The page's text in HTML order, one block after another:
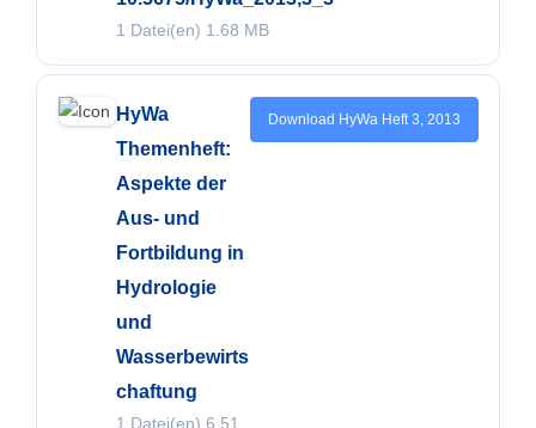
1 Datei(en) 1.68 MB
HyWa
Themenheft:
Aspekte der
Aus- und
Fortbildung in
Hydrologie
und
Wasserbewirts
chaftung
1 Datei(en) 6.51
Download HyWa Heft 3, 2013